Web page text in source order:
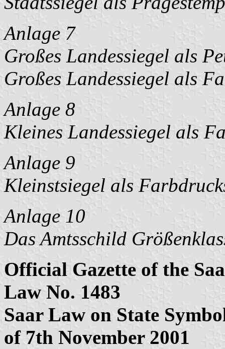
Anlage 7
Großes Landessiegel als
Großes Landessiegel als
Anlage 8
Kleines Landessiegel als
Anlage 9
Kleinstsiegel als
Anlage 10
Das Amtsschild
Official Gazette of the
Law No. 1483
Saar Law on State
of 7th November 2001